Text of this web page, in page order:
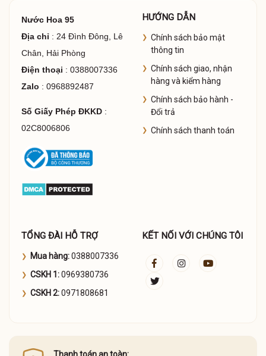
Nước Hoa 95
Địa chỉ : 24 Đình Đông, Lê
Chân, Hải Phòng
Điện thoại : 0388007336
Zalo : 0968892487
Số Giấy Phép ĐKKD:
02C8006806
HƯỚNG DẪN
Chính sách bảo mật
thông tin
Chính sách giao, nhận
hàng và kiểm hàng
Chính sách bảo hành -
Đổi trả
Chính sách thanh toán
TỔNG ĐÀI HỖ TRỢ
Mua hàng:0388007336
CSKH 1:0969380736
CSKH 2:0971808681
KẾT NỐI VỚI CHÚNG TÔI
Thanh toán an toàn: